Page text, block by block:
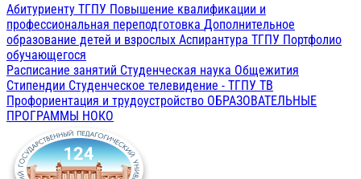
Абитуриенту ТГПУ Повышение квалификации и
профессиональная переподготовка Дополнительное
образование детей и взрослых Аспирантура ТГПУ Портфолио
обучающегося
Расписание занятий Студенческая наука Общежития
Стипендии Студенческое телевидение - ТГПУ ТВ
Профориентация и трудоустройство ОБРАЗОВАТЕЛЬНЫЕ
ПРОГРАММЫ НОКО